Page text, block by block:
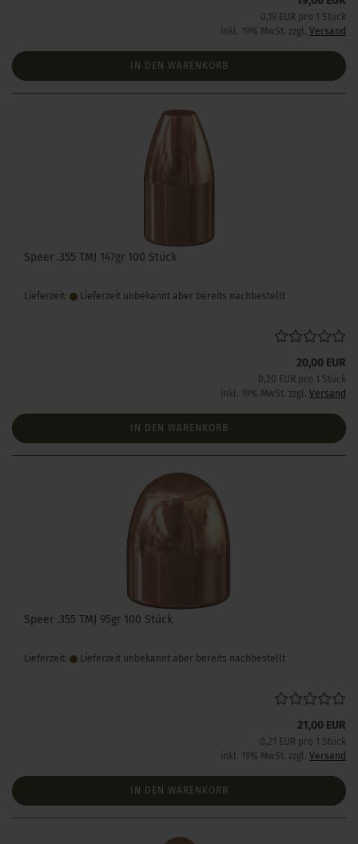
0,19 EUR pro 1 Stück
inkl. 19% MwSt. zzgl. Versand
IN DEN WARENKORB
Speer .355 TMJ 147gr 100 Stück
Lieferzeit: Lieferzeit unbekannt aber bereits nachbestellt
20,00 EUR
0,20 EUR pro 1 Stück
inkl. 19% MwSt. zzgl. Versand
IN DEN WARENKORB
Speer .355 TMJ 95gr 100 Stück
Lieferzeit: Lieferzeit unbekannt aber bereits nachbestellt
21,00 EUR
0,21 EUR pro 1 Stück
inkl. 19% MwSt. zzgl. Versand
IN DEN WARENKORB